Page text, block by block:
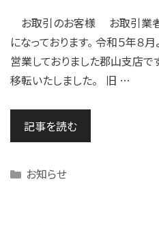
お取引のお客様 お取引業
になっております。 令和５年８
営業しておりました郡山支店
移転いたしました。 旧 …
記事を読む
Categories
お知らせ